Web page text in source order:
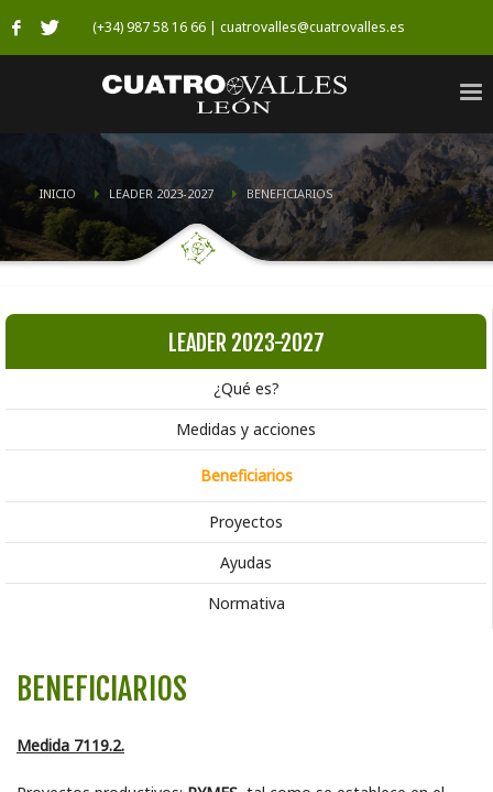
(+34) 987 58 16 66 | cuatrovalles@cuatrovalles.es
INICIO LEADER 2023-2027 BENEFICIARIOS
LEADER 2023-2027
¿Qué es?
Medidas y acciones
Beneficiarios
Proyectos
Ayudas
Normativa
BENEFICIARIOS
Medida 7119.2.